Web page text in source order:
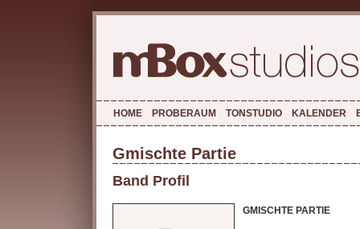
HOME PROBERAUM TONSTUDIO KALENDER
Gmischte Partie
Band Profil
GMISCHTE PARTIE